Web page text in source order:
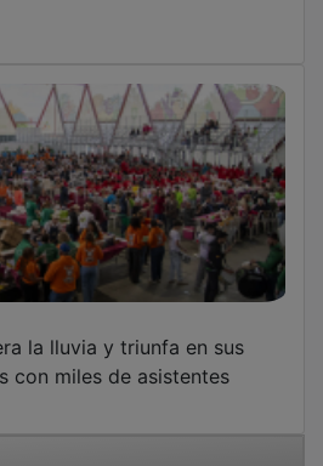
la lluvia y triunfa en sus
con miles de asistentes